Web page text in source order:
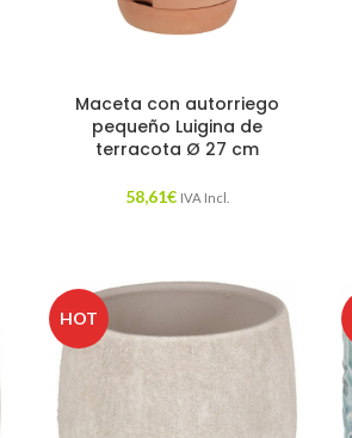
Maceta con autorriego
pequeño Luigina de
terracota Ø 27 cm
58,61€ IVA Incl.
HOT